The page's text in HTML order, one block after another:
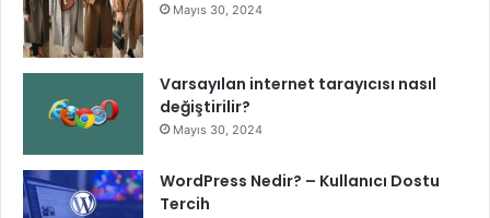
ç
n
e
m
Mayıs 30, 2024
Varsayılan internet tarayıcısı nasıl
değiştirilir?
Mayıs 30, 2024
WordPress Nedir? – Kullanıcı Dostu
Tercih